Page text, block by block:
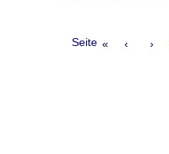
Seite « ‹ ›